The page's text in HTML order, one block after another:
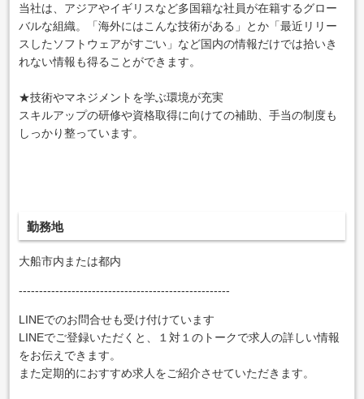
当社は、アジアやイギリスなど多国籍な社員が在籍するグロー
バルな組織。「海外にはこんな技術がある」とか「最近リリー
スしたソフトウェアがすごい」など国内の情報だけでは拾いき
れない情報も得ることができます。
★技術やマネジメントを学ぶ環境が充実
スキルアップの研修や資格取得に向けての補助、手当の制度も
しっかり整っています。
勤務地
大船市内または都内
----------------------------------------------------
LINEでのお問合せも受け付けています
LINEでご登録いただくと、１対１のトークで求人の詳しい情報
をお伝えできます。
また定期的におすすめ求人をご紹介させていただきます。